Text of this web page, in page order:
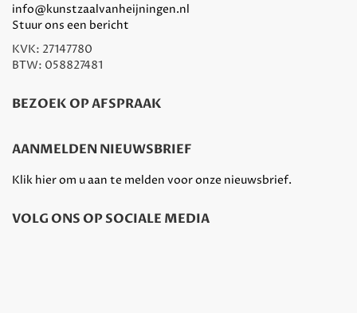
info@kunstzaalvanheijningen.nl
Stuur ons een bericht
KVK: 27147780
BTW: 058827481
BEZOEK OP AFSPRAAK
AANMELDEN NIEUWSBRIEF
Klik hier om u aan te melden voor onze nieuwsbrief.
VOLG ONS OP SOCIALE MEDIA